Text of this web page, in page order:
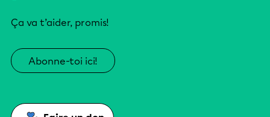
Ça va t’aider, promis!
Abonne-toi ici!